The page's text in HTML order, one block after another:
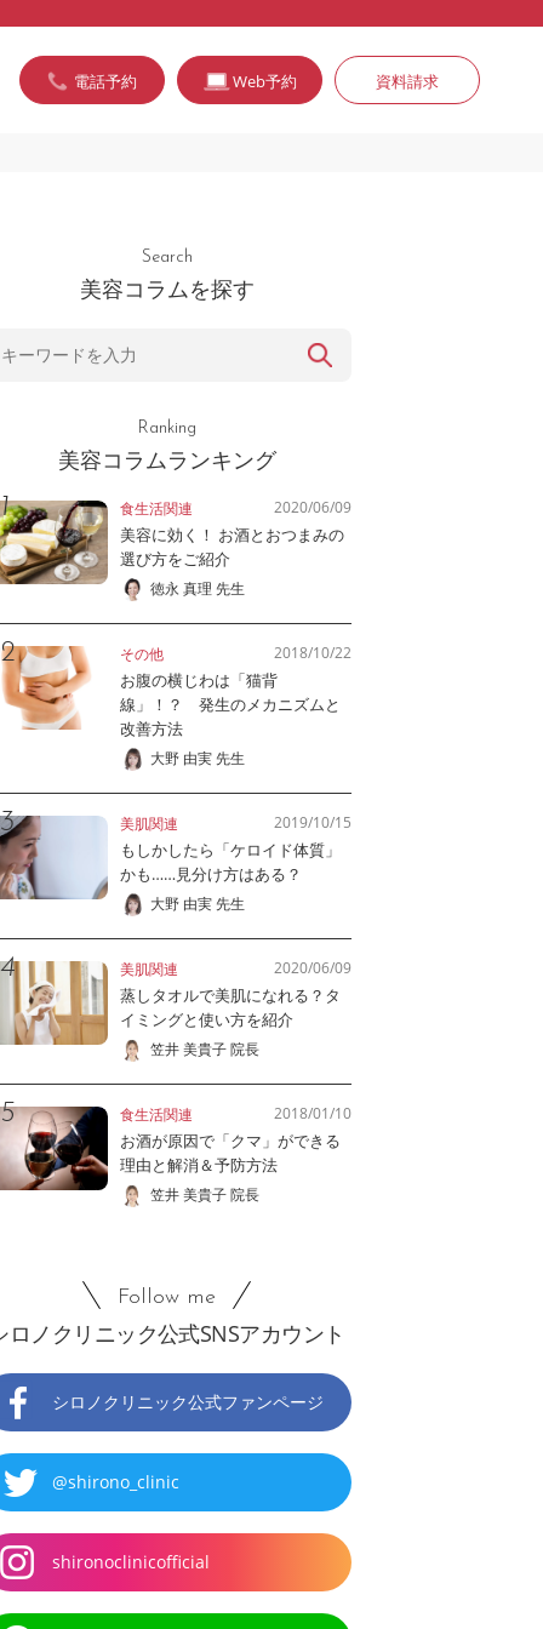
電話予約 Web予約 資料請求
Search
美容コラムを探す
Ranking
美容コラムランキング
食生活関連 2020/06/09
美容に効く！ お酒とおつまみの
選び方をご紹介
徳永 真理 先生
その他 2018/10/22
お腹の横じわは「猫背
線」！？ 発生のメカニズムと
改善方法
大野 由実 先生
美肌関連 2019/10/15
もしかしたら「ケロイド体質」
かも……見分け方はある？
大野 由実 先生
美肌関連 2020/06/09
蒸しタオルで美肌になれる？タ
イミングと使い方を紹介
笠井 美貴子 院長
食生活関連 2018/01/10
お酒が原因で「クマ」ができる
理由と解消＆予防方法
笠井 美貴子 院長
Follow me
ロノクリニック公式SNSアカウント
シロノクリニック公式ファンページ
@shirono_clinic
shironoclinicofficial